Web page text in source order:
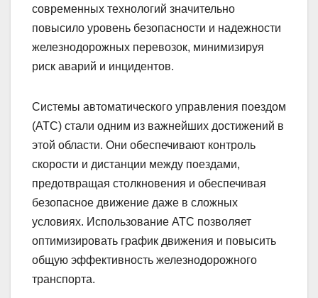
современных технологий значительно
повысило уровень безопасности и надежности
железнодорожных перевозок, минимизируя
риск аварий и инцидентов.
Системы автоматического управления поездом
(АТС) стали одним из важнейших достижений в
этой области. Они обеспечивают контроль
скорости и дистанции между поездами,
предотвращая столкновения и обеспечивая
безопасное движение даже в сложных
условиях. Использование АТС позволяет
оптимизировать график движения и повысить
общую эффективность железнодорожного
транспорта.